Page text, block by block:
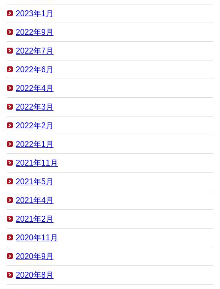
2023年1月
2022年9月
2022年7月
2022年6月
2022年4月
2022年3月
2022年2月
2022年1月
2021年11月
2021年5月
2021年4月
2021年2月
2020年11月
2020年9月
2020年8月